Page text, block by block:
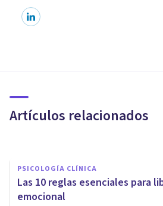
Artículos relacionados
la comunicación y
PSICOLOGÍA CLÍNICA
Las 10 reglas esenciales para
emocional